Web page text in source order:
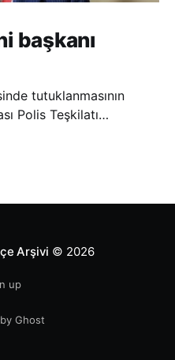
başkanı
tutuklanmasının
Polis Teşkilatı
Arşivi © 2026
up
Ghost